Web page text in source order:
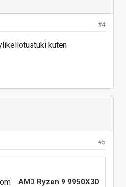
#4
kuten
#5
AMD Ryzen 9 9950X3D